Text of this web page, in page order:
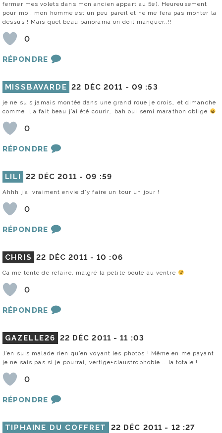
fermer mes volets dans mon ancien appart au 5è). Heureusement
pour moi, mon homme est un peu pareil et ne me fera pas monter la
dessus ! Mais quel beau panorama on doit manquer..!!
0
RÉPONDRE
MISSBAVARDE 22 DÉC 2011 - 09 :53
je ne suis jamais montée dans une grand roue je crois… et dimanche
comme il a fait beau j’ai été courir… bah oui semi marathon oblige
0
RÉPONDRE
LILI 22 DÉC 2011 -09 :59
Ahhh j’ai vraiment envie d’y faire un tour un jour !
0
RÉPONDRE
CHRIS 22 DÉC 2011 -10 :06
Ca me tente de refaire, malgré la petite boule au ventre
0
RÉPONDRE
GAZELLE26 22 DÉC 2011 -11 :03
J’en suis malade rien qu’en voyant les photos ! Même en me payant
je ne sais pas si je pourrai, vertige+claustrophobie .. la totale !
0
RÉPONDRE
TIPHAINE DU COFFRET 22 DÉC 2011 - 12 :27